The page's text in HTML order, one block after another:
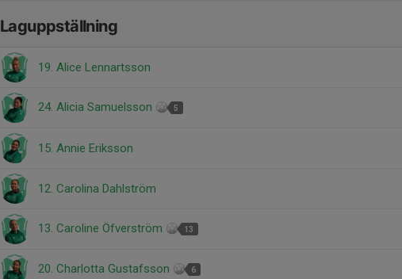
Laguppställning
19. Alice Lennartsson
24. Alicia Samuelsson 5
15. Annie Eriksson
12. Carolina Dahlström
13. Caroline Öfverström 13
20. Charlotta Gustafsson 6